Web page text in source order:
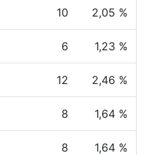
10 2,05 %
6 1,23 %
12 2,46 %
8 1,64 %
8 1,64 %